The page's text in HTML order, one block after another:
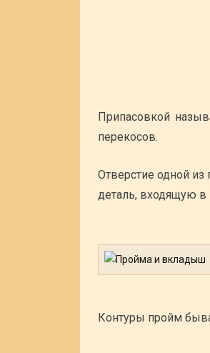
Припасовкой
перекосов.
Отверстие одной
деталь, входящую
Контуры пройм